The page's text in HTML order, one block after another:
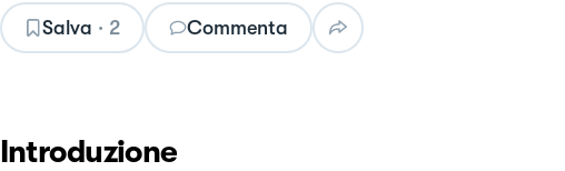
Salva · 2 Commenta
Introduzione